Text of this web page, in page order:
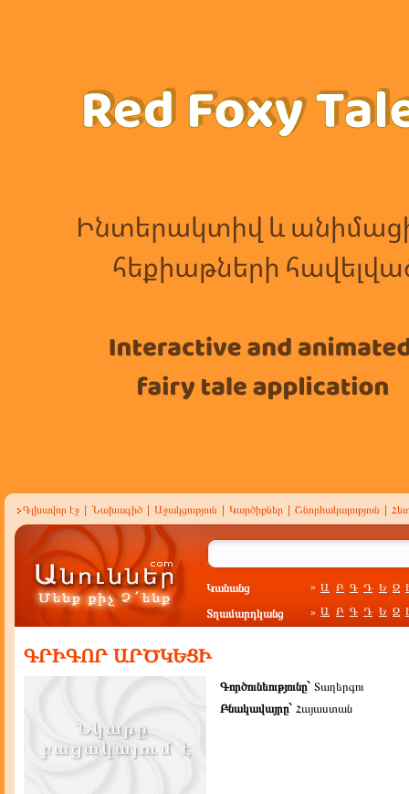
Գլխավոր էջ Նախագիծ Աջակցություն Կարծիքներ Շնորհակալություն
Կանանց » Ա Բ Գ Դ Ե Զ
Տղամարդկանց » Ա Բ Գ Դ Ե Զ
ԳՐԻԳՈՐ ԱՐԾԿԵՑԻ
Գործունեությունը` Տաղերգու
Բնակավայրը` Հայաստան